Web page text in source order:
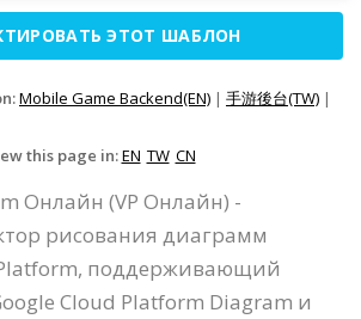
ЭТОТ ШАБЛОН
Mobile Game Backend(EN) | 手游後台(TW) |
this page in:EN TW CN
Онлайн (VP Онлайн) -
рисования диаграмм
поддерживающий
Cloud Platform Diagram и